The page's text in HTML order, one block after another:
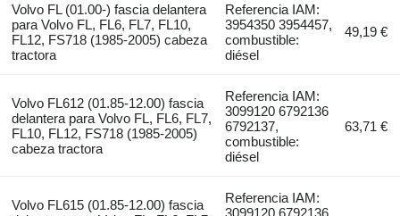
Volvo FL (01.00-) fascia delantera
para Volvo FL, FL6, FL7, FL10,
FL12, FS718 (1985-2005) cabeza
tractora
Referencia IAM:
3954350 3954457,
combustible:
diésel
49,19 €
Volvo FL612 (01.85-12.00) fascia
delantera para Volvo FL, FL6, FL7,
FL10, FL12, FS718 (1985-2005)
cabeza tractora
Referencia IAM:
3099120 6792136
6792137,
combustible:
diésel
63,71 €
Volvo FL615 (01.85-12.00) fascia
Referencia IAM:
3099120 6792136